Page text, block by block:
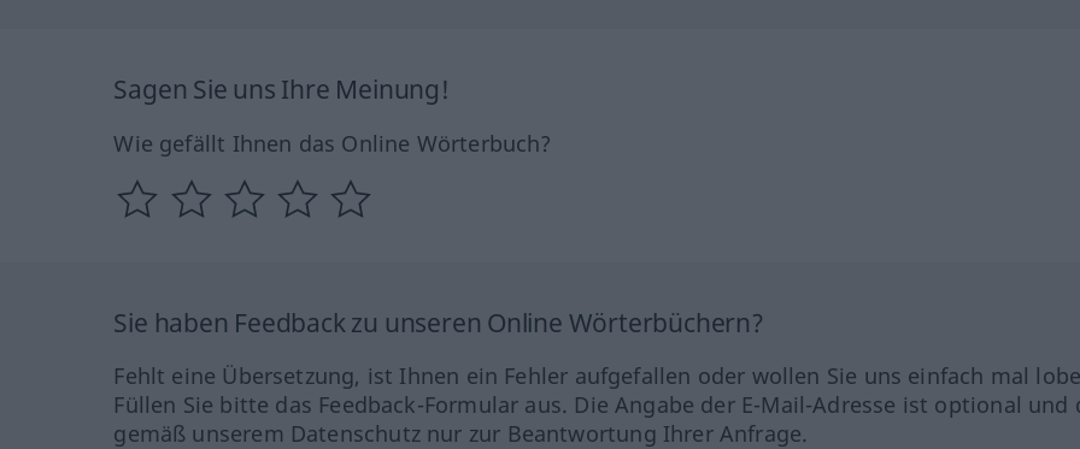
Sagen Sie uns Ihre Meinung!
Wie gefällt Ihnen das Online Wörterbuch?
Sie haben Feedback zu unseren Online Wörterbüchern?
Fehlt eine Übersetzung, ist Ihnen ein Fehler aufgefallen oder wollen Sie uns einfach mal
Füllen Sie bitte das Feedback-Formular aus. Die Angabe der E-Mail-Adresse ist optional und
gemäß unserem Datenschutz nur zur Beantwortung Ihrer Anfrage.